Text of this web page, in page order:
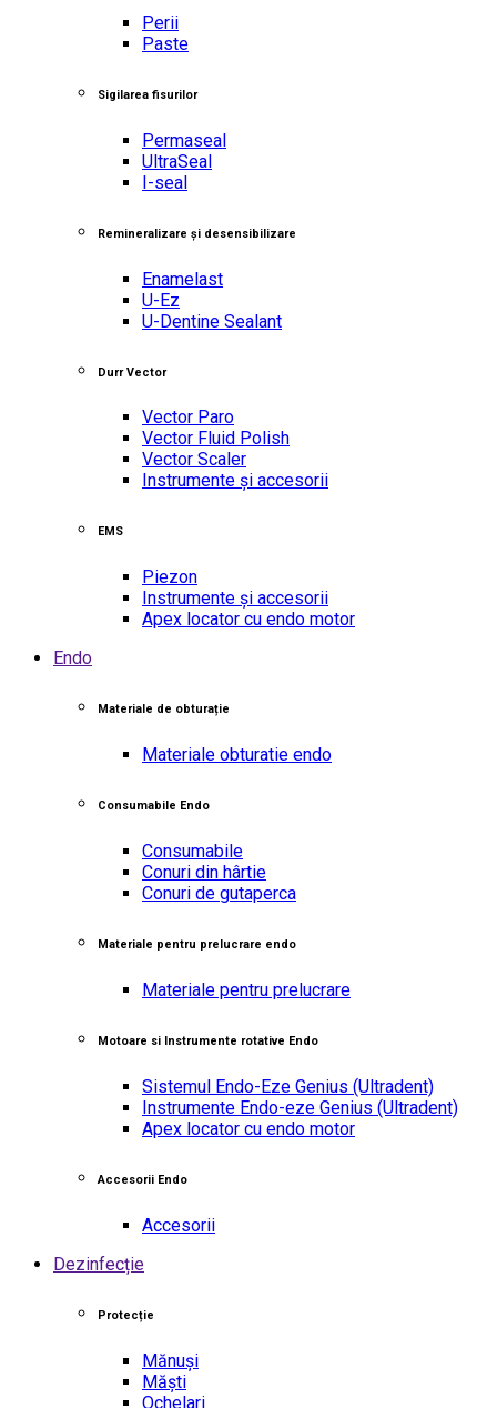
Perii
Paste
Sigilarea fisurilor
Permaseal
UltraSeal
I-seal
Remineralizare și desensibilizare
Enamelast
U-Ez
U-Dentine Sealant
Durr Vector
Vector Paro
Vector Fluid Polish
Vector Scaler
Instrumente și accesorii
EMS
Piezon
Instrumente și accesorii
Apex locator cu endo motor
Endo
Materiale de obturație
Materiale obturatie endo
Consumabile Endo
Consumabile
Conuri din hârtie
Conuri de gutaperca
Materiale pentru prelucrare endo
Materiale pentru prelucrare
Motoare si Instrumente rotative Endo
Sistemul Endo-Eze Genius (Ultradent)
Instrumente Endo-eze Genius (Ultradent)
Apex locator cu endo motor
Accesorii Endo
Accesorii
Dezinfecție
Protecție
Mănuși
Măști
Ochelari